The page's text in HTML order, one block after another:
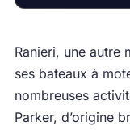
Ranieri, une autre
ses bateaux à
nombreuses
Parker, d’origine